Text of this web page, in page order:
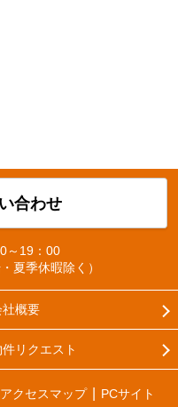
合わせ
～19：00
夏季休暇除く）
社概要
件リクエスト
アクセスマップ
PCサイト